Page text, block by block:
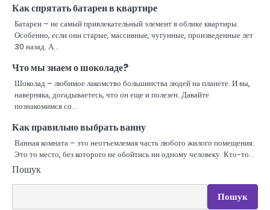
Как спрятать батареи в квартире
Батареи – не самый привлекательный элемент в облике квартиры.
Особенно, если они старые, массивные, чугунные, произведенные лет
30 назад. А…
Что мы знаем о шоколаде?
Шоколад – любимое лакомство большинства людей на планете. И вы,
наверняка, догадываетесь, что он еще и полезен. Давайте
познакомимся со…
Как правильно выбрать ванну
Ванная комната – это неотъемлемая часть любого жилого помещения.
Это то место, без которого не обойтись ни одному человеку. Кто-то…
Пошук
Пошук